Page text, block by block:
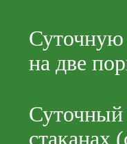
Суточную
на две
стаканах